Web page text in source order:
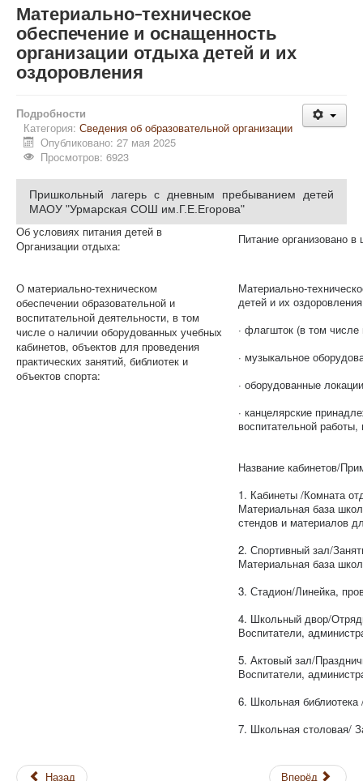
Материально-техническое
обеспечение и оснащенность
организации отдыха детей и их
оздоровления
Подробности
Категория: Сведения об образовательной организации
Опубликовано: 27 мая 2025
Просмотров: 6923
Пришкольный лагерь с дневным пребыванием детей
МАОУ "Урмарская СОШ им.Г.Е.Егорова"
Об условиях питания детей в
Организации отдыха:
Питание организовано
О материально-техническом
обеспечении образовательной и
воспитательной деятельности, в том
числе о наличии оборудованных учебных
кабинетов, объектов для проведения
практических занятий, библиотек и
объектов спорта:
Материально-
детей и их
· флагшток (в том
· музыкальное
· оборудованные
· канцелярские
воспитательной
Название кабинетов/
1. Кабинеты /Комната
Материальная база
стендов и материалов
2. Спортивный зал/
Материальная база
3. Стадион/Линейка,
4. Школьный двор/
Воспитатели,
5. Актовый зал/
Воспитатели,
6. Школьная библиотека
7. Школьная столовая/
Назад Вперёд